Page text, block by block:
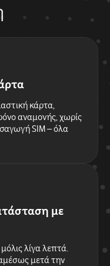
κάρτα,
αναμονής, χωρίς
SIM – όλα
με
λίγα λεπτά.
μετά την